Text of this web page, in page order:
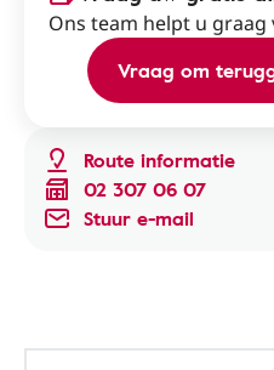
Route informatie
02 307 06 07
Stuur e-mail
Ons team helpt u graag
Vraag om